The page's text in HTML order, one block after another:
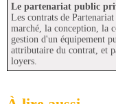
Le partenariat public
Les contrats de
marché, la conception, la
gestion d'un équipement
attributaire du contrat, et
loyers.